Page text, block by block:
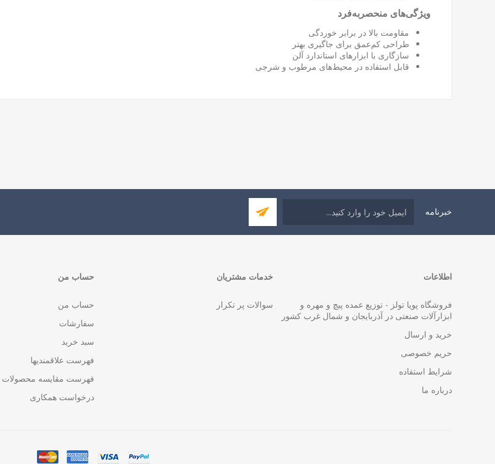
ویژگی‌های منحصربه‌فرد
مقاومت بالا در برابر خوردگی
طراحی کم‌عمق برای جاگیری بهتر
سازگاری با ابزارهای استاندارد آلن
قابل استفاده در محیط‌های مرطوب و شرجی
خبرنامه
اطلاعات
فروشگاه پویا تولز - توزیع عمده پیچ و مهره و
ابزارآلات صنعتی در آذربایجان و شمال غرب کشور
خرید و ارسال
حریم خصوصی
شرایط استفاده
درباره ما
خدمات مشتریان
سوالات پر تکرار
حساب من
حساب من
سفارشات
سبد خرید
فهرست علاقمندیها
فهرست مقایسه محصولات
درخواست همکاری